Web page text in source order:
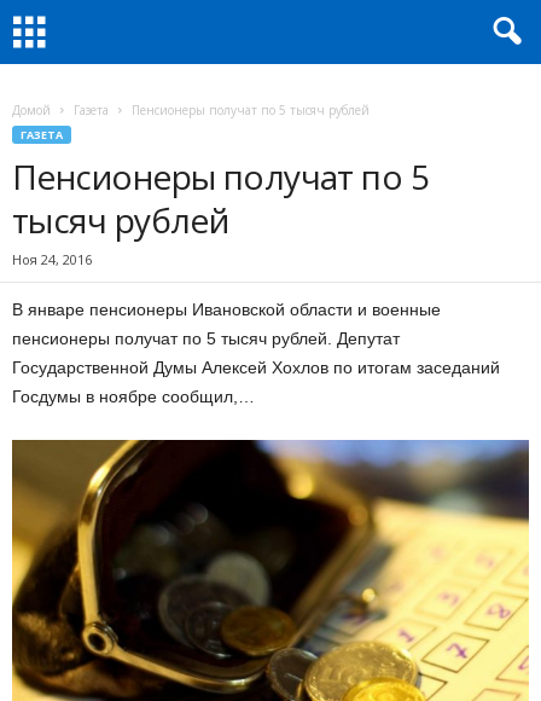
Домой Газета Пенсионеры получат по 5 тысяч рублей
ГАЗЕТА
Пенсионеры получат по 5
тысяч рублей
Ноя 24, 2016
В январе пенсионеры Ивановской области и военные
пенсионеры получат по 5 тысяч рублей. Депутат
Государственной Думы Алексей Хохлов по итогам заседаний
Госдумы в ноябре сообщил,…